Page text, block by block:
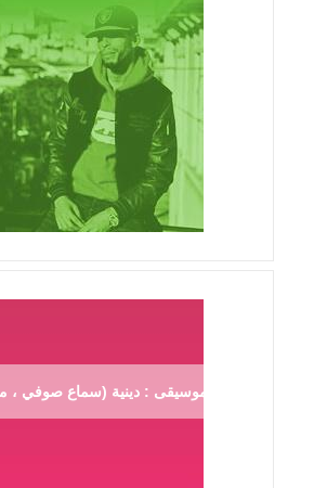
موسيقى : دينية (سماع صوفي ،